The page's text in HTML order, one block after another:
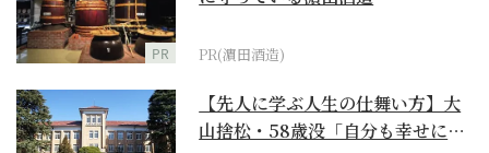
PR PR(濵田酒造)
【先人に学ぶ人生の仕舞い方】大
山捨松・58歳没「自分も幸せにな